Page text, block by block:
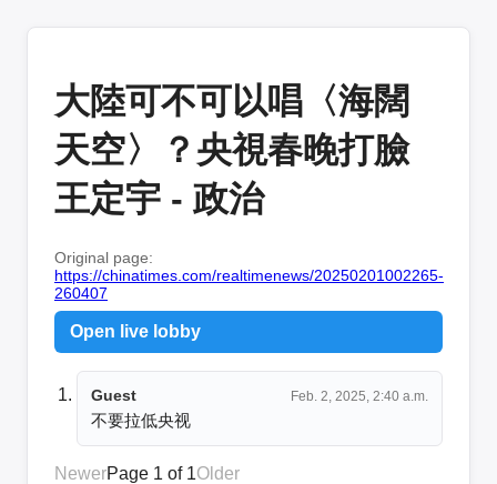
大陸可不可以唱〈海闊
天空〉？央視春晚打臉
王定宇 - 政治
Original page:
https://chinatimes.com/realtimenews/20250201002265-
260407
Open live lobby
Guest Feb. 2, 2025, 2:40 a.m.
不要拉低央视
NewerPage 1 of 1Older